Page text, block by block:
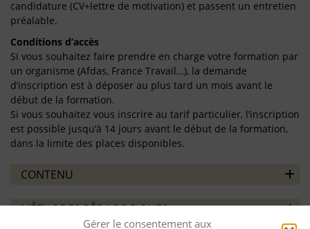
Gérer le consentement aux
candidature (CV+lettre de motivation) et passent un entretien
préalable.
Conditions d’accès
Si vous souhaitez faire prendre en charge votre formation par
un organisme (Afdas, France Travail…), la demande
d’inscription est à déposer au plus tard un mois avant le
début de la formation.
Si vous souhaitez vous inscrire au tarif particulier, l’inscription
est possible jusqu’à 14 jours avant le début de la formation,
dans la limite des places disponibles.
CONTENU
MÉTHODES PÉDAGOGIQUES